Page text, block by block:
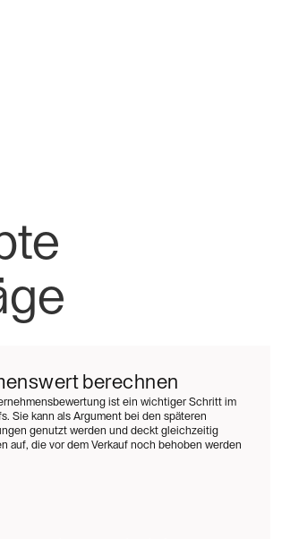
berechnen
ist ein wichtiger Schritt im
Sie kann als Argument bei den späteren
genutzt werden und deckt gleichzeitig
auf, die vor dem Verkauf noch behoben werden